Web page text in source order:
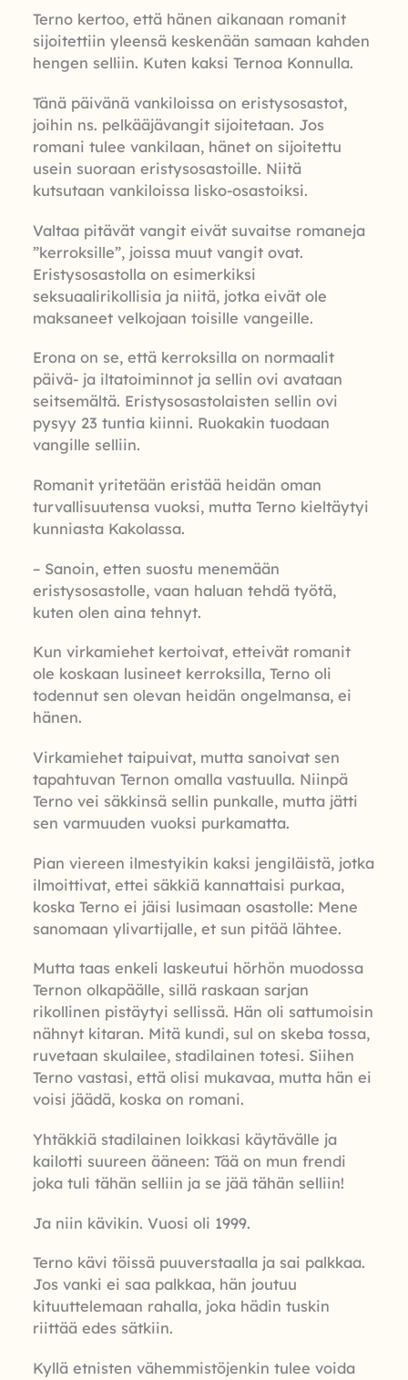
Terno kertoo, että hänen aikanaan romanit
sijoitettiin yleensä keskenään samaan kahden
hengen selliin. Kuten kaksi Ternoa Konnulla.
Tänä päivänä vankiloissa on eristysosastot,
joihin ns. pelkääjävangit sijoitetaan. Jos
romani tulee vankilaan, hänet on sijoitettu
usein suoraan eristysosastoille. Niitä
kutsutaan vankiloissa lisko-osastoiksi.
Valtaa pitävät vangit eivät suvaitse romaneja
”kerroksille”, joissa muut vangit ovat.
Eristysosastolla on esimerkiksi
seksuaalirikollisia ja niitä, jotka eivät ole
maksaneet velkojaan toisille vangeille.
Erona on se, että kerroksilla on normaalit
päivä- ja iltatoiminnot ja sellin ovi avataan
seitsemältä. Eristysosastolaisten sellin ovi
pysyy 23 tuntia kiinni. Ruokakin tuodaan
vangille selliin.
Romanit yritetään eristää heidän oman
turvallisuutensa vuoksi, mutta Terno kieltäytyi
kunniasta Kakolassa.
– Sanoin, etten suostu menemään
eristysosastolle, vaan haluan tehdä työtä,
kuten olen aina tehnyt.
Kun virkamiehet kertoivat, etteivät romanit
ole koskaan lusineet kerroksilla, Terno oli
todennut sen olevan heidän ongelmansa, ei
hänen.
Virkamiehet taipuivat, mutta sanoivat sen
tapahtuvan Ternon omalla vastuulla. Niinpä
Terno vei säkkinsä sellin punkalle, mutta jätti
sen varmuuden vuoksi purkamatta.
Pian viereen ilmestyikin kaksi jengiläistä, jotka
ilmoittivat, ettei säkkiä kannattaisi purkaa,
koska Terno ei jäisi lusimaan osastolle: Mene
sanomaan ylivartijalle, et sun pitää lähtee.
Mutta taas enkeli laskeutui hörhön muodossa
Ternon olkapäälle, sillä raskaan sarjan
rikollinen pistäytyi sellissä. Hän oli sattumoisin
nähnyt kitaran. Mitä kundi, sul on skeba tossa,
ruvetaan skulailee, stadilainen totesi. Siihen
Terno vastasi, että olisi mukavaa, mutta hän ei
voisi jäädä, koska on romani.
Yhtäkkiä stadilainen loikkasi käytävälle ja
kailotti suureen ääneen: Tää on mun frendi
joka tuli tähän selliin ja se jää tähän selliin!
Ja niin kävikin. Vuosi oli 1999.
Terno kävi töissä puuverstaalla ja sai palkkaa.
Jos vanki ei saa palkkaa, hän joutuu
kituuttelemaan rahalla, joka hädin tuskin
riittää edes sätkiin.
Kyllä etnisten vähemmistöjenkin tulee voida